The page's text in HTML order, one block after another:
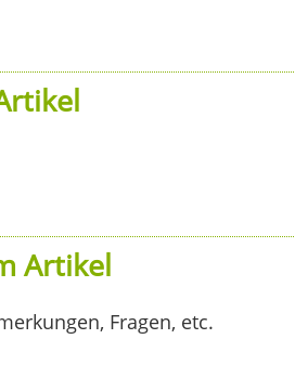
Artikel
Fragen, etc.